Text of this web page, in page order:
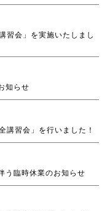
習会」を実施いたしまし
知らせ
講習会」を行いました！
う臨時休業のお知らせ